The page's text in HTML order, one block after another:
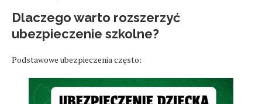
Dlaczego warto rozszerzyć
ubezpieczenie szkolne?
Podstawowe ubezpieczenia często: